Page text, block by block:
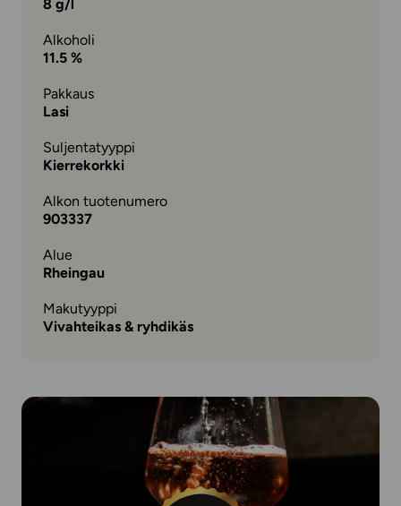
8 g/l
Alkoholi
11.5 %
Pakkaus
Lasi
Suljentatyyppi
Kierrekorkki
Alkon tuotenumero
903337
Alue
Rheingau
Makutyyppi
Vivahteikas & ryhdikäs